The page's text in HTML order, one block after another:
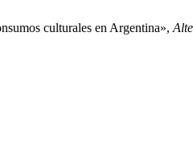
culturales en Argentina», Alte